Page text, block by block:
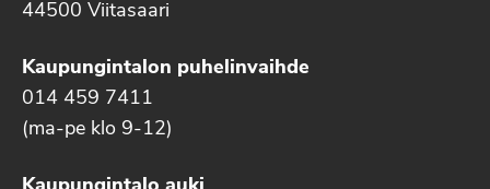
44500 Viitasaari
Kaupungintalon puhelinvaihde
014 459 7411
(ma-pe klo 9-12)